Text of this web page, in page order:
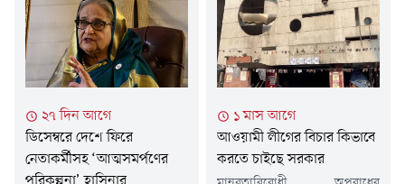
২৭ দিন আগে
ডিসেম্বরে দেশে ফিরে
নেতাকর্মীসহ ‘আত্মসমর্পণের
১ মাস আগে
আওয়ামী লীগের বিচার কিভাবে
করতে চাইছে সরকার